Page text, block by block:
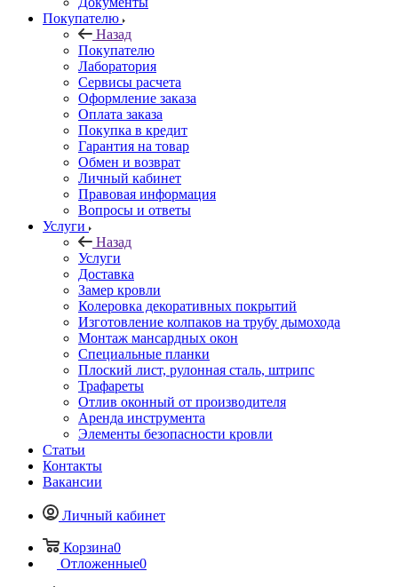
Покупателю
Назад
Покупателю
Лаборатория
Сервисы расчета
Оформление заказа
Оплата заказа
Покупка в кредит
Гарантия на товар
Обмен и возврат
Личный кабинет
Правовая информация
Вопросы и ответы
Услуги
Назад
Услуги
Доставка
Замер кровли
Колеровка декоративных покрытий
Изготовление колпаков на трубу дымохода
Монтаж мансардных окон
Специальные планки
Плоский лист, рулонная сталь, штрипс
Трафареты
Отлив оконный от производителя
Аренда инструмента
Элементы безопасности кровли
Статьи
Контакты
Вакансии
Личный кабинет
Корзина0
Отложенные0